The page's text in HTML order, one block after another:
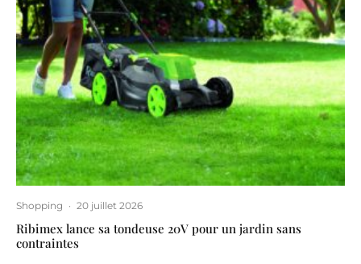
Shopping · 20 juillet 2026
Ribimex lance sa tondeuse 20V pour un jardin sans
contraintes